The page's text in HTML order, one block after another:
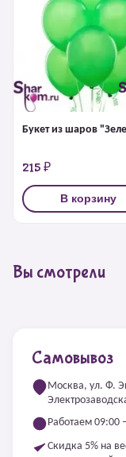
Букет из шаров
215 ₽
В корзину
Вы смотрели
Самовывоз
Москва, ул. Ф.
Работаем 09:00
Скидка 5% на